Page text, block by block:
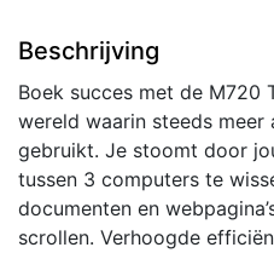
Bluetooth
1000
DPI
|
Zwart
aantal
Beschrijving
Boek succes met de M720
wereld waarin steeds meer
gebruikt. Je stoomt door
tussen 3 computers te
documenten en
scrollen. Verhoogde